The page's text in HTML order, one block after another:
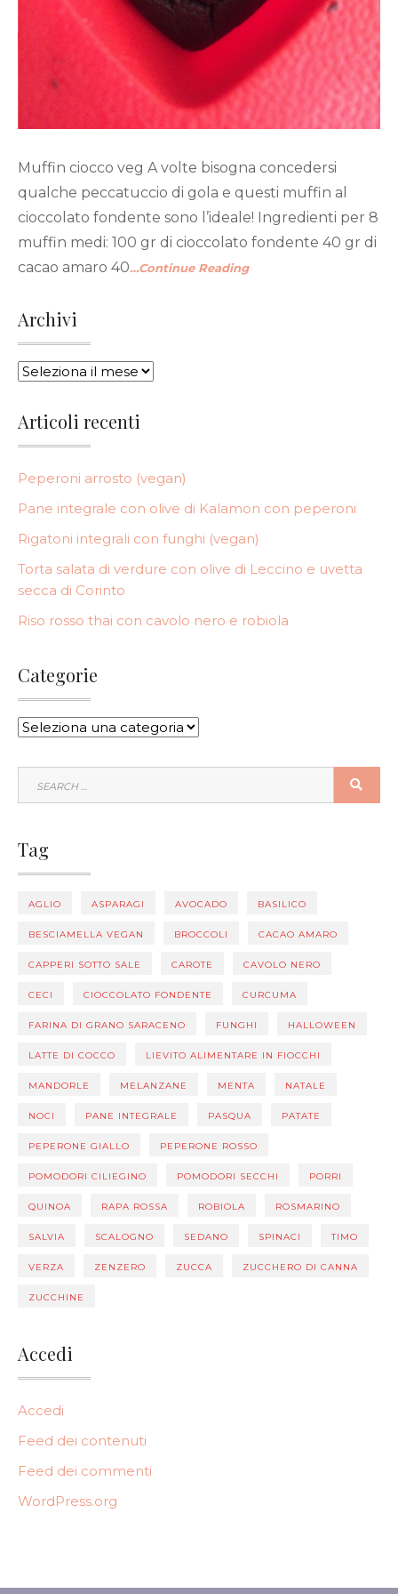
Muffin ciocco veg A volte bisogna concedersi
qualche peccatuccio di gola e questi muffin al
cioccolato fondente sono l’ideale! Ingredienti per 8
muffin medi: 100 gr di cioccolato fondente 40 gr di
cacao amaro 40…Continue Reading
Archivi
ARCHIVI
Articoli recenti
Peperoni arrosto (vegan)
Pane integrale con olive di Kalamon con peperoni
Rigatoni integrali con funghi (vegan)
Torta salata di verdure con olive di Leccino e uvetta
secca di Corinto
Riso rosso thai con cavolo nero e robiola
Categorie
CATEGORIE
Tag
AGLIO ASPARAGI AVOCADO BASILICO
BESCIAMELLA VEGAN BROCCOLI CACAO AMARO
CAPPERI SOTTO SALE CAROTE CAVOLO NERO
CECI CIOCCOLATO FONDENTE CURCUMA
FARINA DI GRANO SARACENO FUNGHI HALLOWEEN
LATTE DI COCCO LIEVITO ALIMENTARE IN FIOCCHI
MANDORLE MELANZANE MENTA NATALE
NOCI PANE INTEGRALE PASQUA PATATE
PEPERONE GIALLO PEPERONE ROSSO
POMODORI CILIEGINO POMODORI SECCHI PORRI
QUINOA RAPA ROSSA ROBIOLA ROSMARINO
SALVIA SCALOGNO SEDANO SPINACI TIMO
VERZA ZENZERO ZUCCA ZUCCHERO DI CANNA
ZUCCHINE
Accedi
Accedi
Feed dei contenuti
Feed dei commenti
WordPress.org